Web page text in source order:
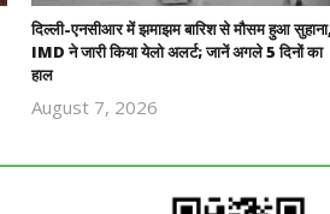
दिल्ली-एनसीआर में झमाझम बारिश से मौसम हुआ
IMD ने जारी किया येलो अलर्ट; जानें अगले 5 दिनों का
हाल
August 7, 2026